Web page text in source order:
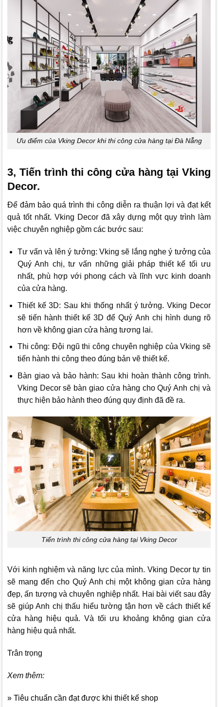
Ưu điểm của Vking Decor khi thi công cửa hàng tại Đà Nẵng
3, Tiến trình thi công cửa hàng tại Vking
Decor.
Để đảm bảo quá trình thi công diễn ra thuận lợi và đạt kết
quả tốt nhất. Vking Decorđã xây dựng một quy trình làm
việc chuyên nghiệp gồm các bước sau:
Tư vấn và lên ý tưởng: Vking sẽ lắng nghe ý tưởng của
Quý Anh chị, tư vấn những giải pháp thiết kế tối ưu
nhất, phù hợp với phong cách và lĩnh vực kinh doanh
của cửa hàng.
Thiết kế 3D: Sau khi thống nhất ý tưởng.Vking Decor
sẽ tiến hành thiết kế 3D để Quý Anh chị hình dung rõ
hơn về không gian cửa hàng tương lai.
Thi công: Đội ngũ thi công chuyên nghiệp của Vking sẽ
tiến hành thi công theo đúng bản vẽ thiết kế.
Bàn giao và bảo hành: Sau khi hoàn thành công trình.
Vking Decorsẽ bàn giao cửa hàng cho Quý Anh chị và
thực hiện bảo hành theo đúng quy định đã đề ra.
Tiến trình thi công cửa hàng tại Vking Decor
Với kinh nghiệm và năng lực của mình. Vking Decortự tin
sẽ mang đến cho Quý Anh chị một không gian cửa hàng
đẹp, ấn tượng và chuyên nghiệp nhất. Hai bài viết sau đây
sẽ giúp Anh chị thấu hiểu tường tận hơn về cách thiết kế
cửa hàng hiệu quả. Và tối ưu khoảng không gian cửa
hàng hiệu quả nhất.
Trân trọng
Xem thêm:
» Tiêu chuẩn cần đạt được khi thiết kế shop